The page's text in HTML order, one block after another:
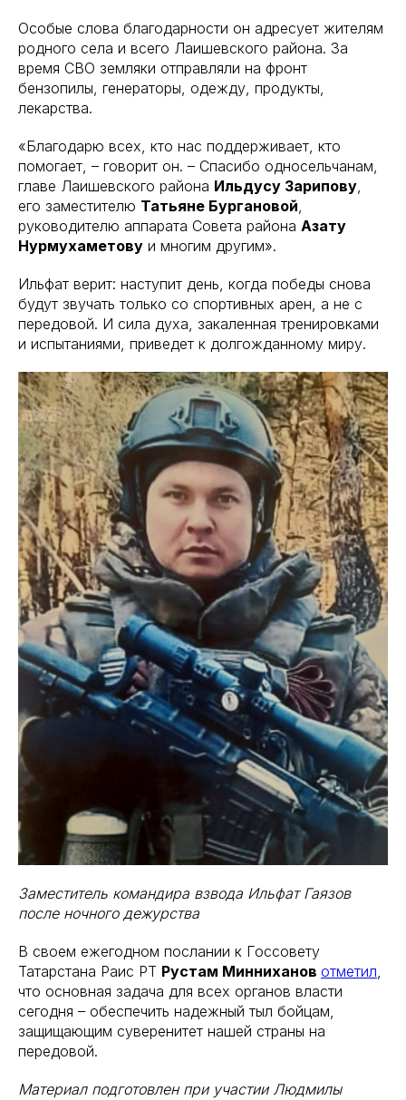
Особые слова благодарности он адресует жителям
родного села и всего Лаишевского района. За
время СВО земляки отправляли на фронт
бензопилы, генераторы, одежду, продукты,
лекарства.
«Благодарю всех, кто нас поддерживает, кто
помогает, – говорит он. – Спасибо односельчанам,
главе Лаишевского района Ильдусу Зарипову
его заместителю Татьяне Бургановой
руководителю аппарата Совета района Азату
Нурмухаметову и многим другим».
Ильфат верит: наступит день, когда победы снова
будут звучать только со спортивных арен, а не с
передовой. И сила духа, закаленная тренировками
и испытаниями, приведет к долгожданному миру.
Заместитель командира взвода Ильфат Гаязов
после ночного дежурства
В своем ежегодном послании к Госсовету
Татарстана Раис РТ Рустам Минниханов отметил
что основная задача для всех органов власти
сегодня – обеспечить надежный тыл бойцам,
защищающим суверенитет нашей страны на
передовой.
Материал подготовлен при участии Людмилы